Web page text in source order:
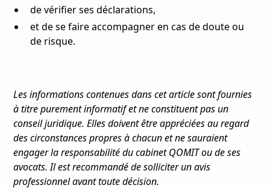
de vérifier ses déclarations,
et de se faire accompagner en cas de doute ou
de risque.
Les informations contenues dans cet article sont fournies
à titre purement informatif et ne constituent pas un
conseil juridique. Elles doivent être appréciées au regard
des circonstances propres à chacun et ne sauraient
engager la responsabilité du cabinet QOMIT ou de ses
avocats. Il est recommandé de solliciter un avis
professionnel avant toute décision.